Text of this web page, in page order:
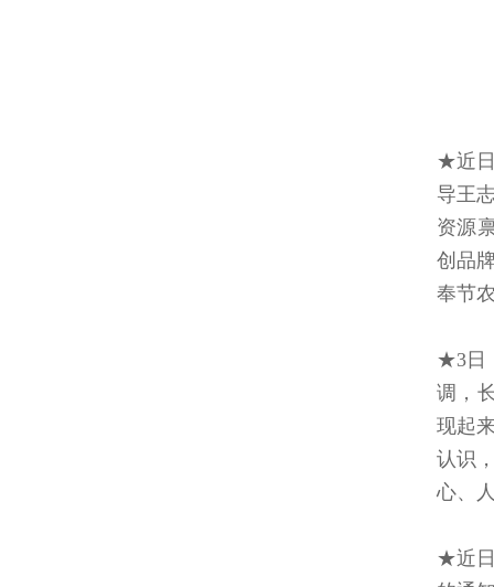
★近日
导王
资源
创品
奉节
★3日
调，
现起
认识
心、
★近日